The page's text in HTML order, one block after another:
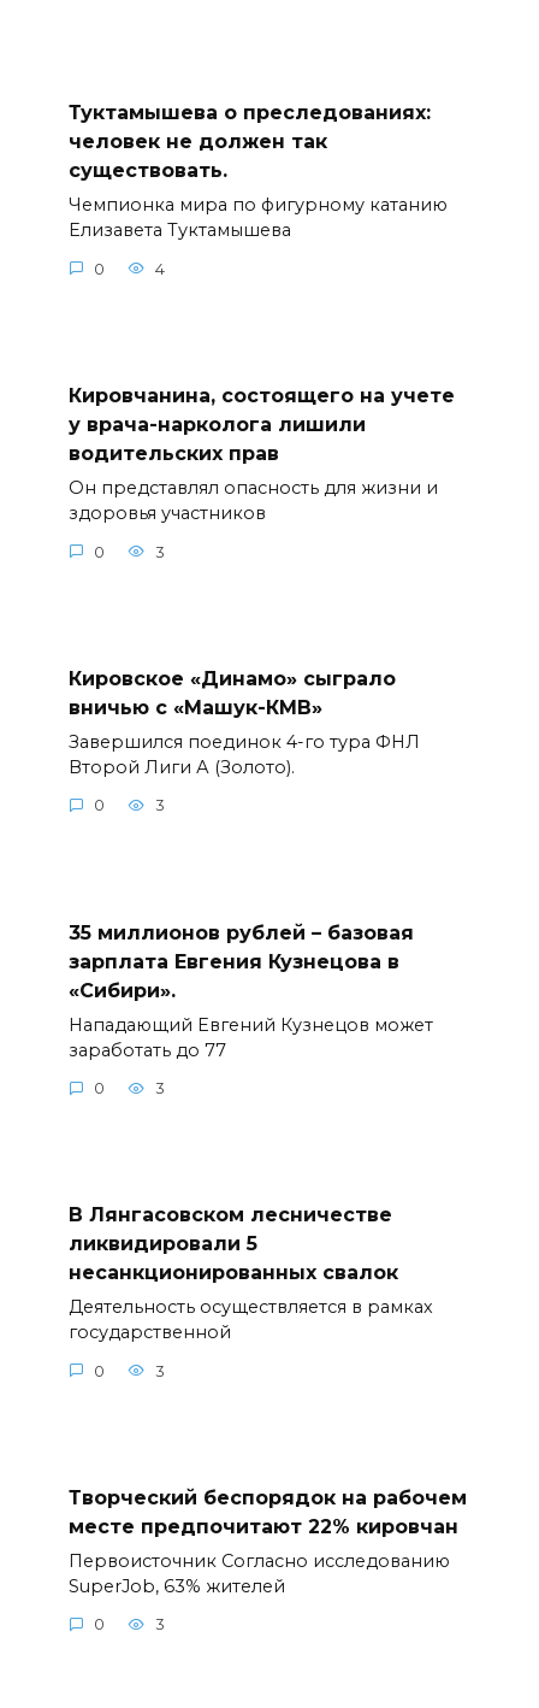
Туктамышева о преследованиях:
человек не должен так
существовать.
Чемпионка мира по фигурному катанию
Елизавета Туктамышева
0 4
Кировчанина, состоящего на учете
у врача-нарколога лишили
водительских прав
Он представлял опасность для жизни и
здоровья участников
0 3
Кировское «Динамо» сыграло
вничью с «Машук-КМВ»
Завершился поединок 4-го тура ФНЛ
Второй Лиги А (Золото).
0 3
35 миллионов рублей – базовая
зарплата Евгения Кузнецова в
«Сибири».
Нападающий Евгений Кузнецов может
заработать до 77
0 3
В Лянгасовском лесничестве
ликвидировали 5
несанкционированных свалок
Деятельность осуществляется в рамках
государственной
0 3
Творческий беспорядок на рабочем
месте предпочитают 22% кировчан
Первоисточник Согласно исследованию
SuperJob, 63% жителей
0 3